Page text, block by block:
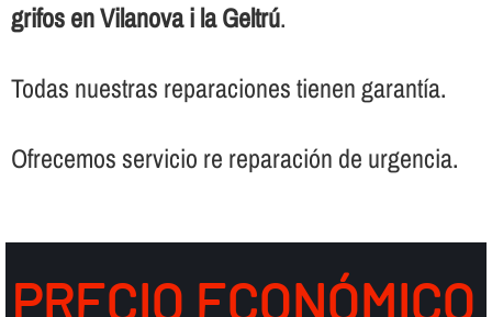
grifos en Vilanova i la Geltrú.
Todas nuestras reparaciones tienen garantí­a.
Ofrecemos servicio re reparación de urgencia.
PRECIO ECONÓMICO